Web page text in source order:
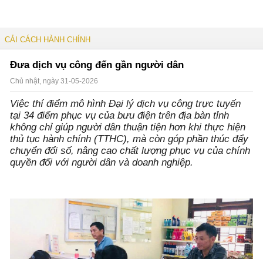
CẢI CÁCH HÀNH CHÍNH
Đưa dịch vụ công đến gần người dân
Chủ nhật, ngày 31-05-2026
Việc thí điểm mô hình Đại lý dịch vụ công trực tuyến
tại 34 điểm phục vụ của bưu điện trên địa bàn tỉnh
không chỉ giúp người dân thuận tiện hơn khi thực hiện
thủ tục hành chính (TTHC), mà còn góp phần thúc đẩy
chuyển đổi số, nâng cao chất lượng phục vụ của chính
quyền đối với người dân và doanh nghiệp.